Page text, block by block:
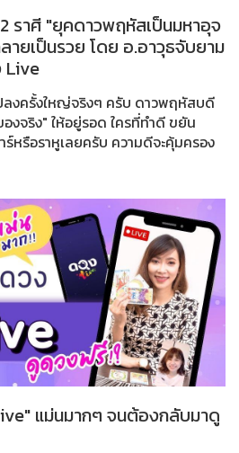
ราศี "ยุคดาวพฤหัสเป็นมหาอุจ
ยเป็นรวย โดย อ.อาวุธจับยาม
Live
ลงครั้งใหญ่จริงๆ ครับ ดาวพฤหัสบดี
งจริง" ให้อยู่รอด ใครที่ทำดี ขยัน
หรือราหูเลยครับ ความดีจะคุ้มครอง
แม่นมากๆ จนต้องกลับมาดู